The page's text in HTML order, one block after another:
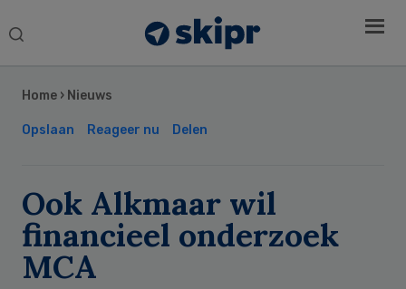
Search
Home › Nieuws
Opslaan Reageer nu Delen
Ook Alkmaar wil
financieel onderzoek
MCA
Sidebar